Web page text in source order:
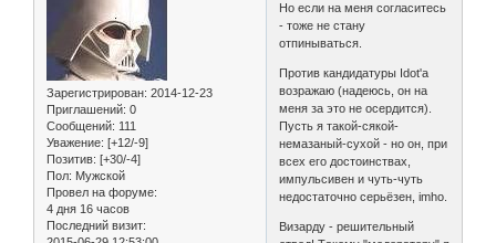
Зарегистрирован: 2014-12-23
Приглашений: 0
Сообщений: 111
Уважение: [+12/-9]
Позитив: [+30/-4]
Пол: Мужской
Провел на форуме:
4 дня 16 часов
Последний визит:
Но если на меня согласитесь
- тоже не стану
отпинываться.
Против кандидатуры Idot'а
возражаю (надеюсь, он на
меня за это не осердится).
Пусть я такой-сякой-
немазаный-сухой - но он, при
всех его достоинствах,
импульсивен и чуть-чуть
недостаточно серьёзен, imho.
Визарду - решительный